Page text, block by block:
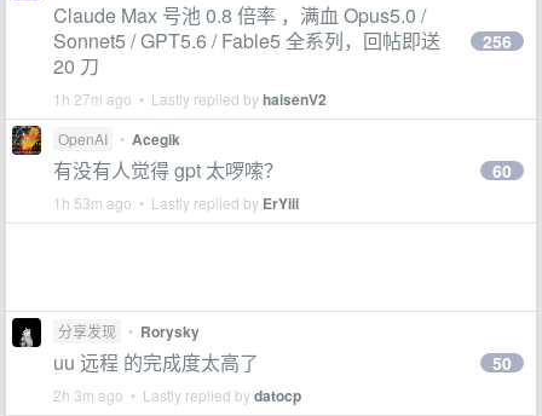
Claude Max 号池 0.8 倍率 ，满血 Opus5.0 /
Sonnet5 / GPT5.6 / Fable5 全系列，回帖即送
20 刀
1h 27m ago • Lastly replied byhaisenV2
256
OpenAI • Acegik
有没有人觉得 gpt 太啰嗦？
1h 53m ago • Lastly replied by ErYiii
60
分享发现 • Rorysky
uu 远程 的完成度太高了
2h 3m ago • Lastly replied bydatocp
50